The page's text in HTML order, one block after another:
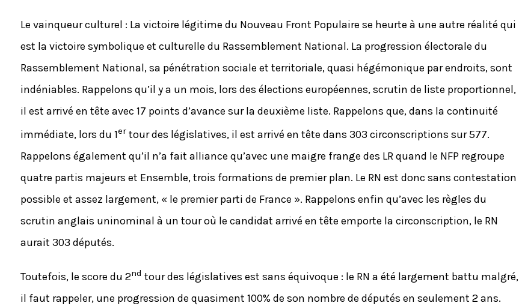
Le vainqueur culturel : La victoire légitime du Nouveau Front Populaire se heurte à une autre réalité qui
est la victoire symbolique et culturelle du Rassemblement National. La progression électorale du
Rassemblement National, sa pénétration sociale et territoriale, quasi hégémonique par endroits, sont
indéniables. Rappelons qu’il y a un mois, lors des élections européennes, scrutin de liste proportionnel,
il est arrivé en tête avec 17 points d’avance sur la deuxième liste. Rappelons que, dans la continuité
immédiate, lors du 1ertour des législatives, il est arrivé en tête dans 303 circonscriptions sur 577.
Rappelons également qu’il n’a fait alliance qu’avec une maigre frange des LR quand le NFP regroupe
quatre partis majeurs et Ensemble, trois formations de premier plan. Le RN est donc sans contestation
possible et assez largement, « le premier parti de France ». Rappelons enfin qu’avec les règles du
scrutin anglais uninominal à un tour où le candidat arrivé en tête emporte la circonscription, le RN
aurait 303 députés.
Toutefois, le score du 2nd tour des législatives est sans équivoque : le RN a été largement battu malgré,
il faut rappeler, une progression de quasiment 100% de son nombre de députés en seulement 2 ans.